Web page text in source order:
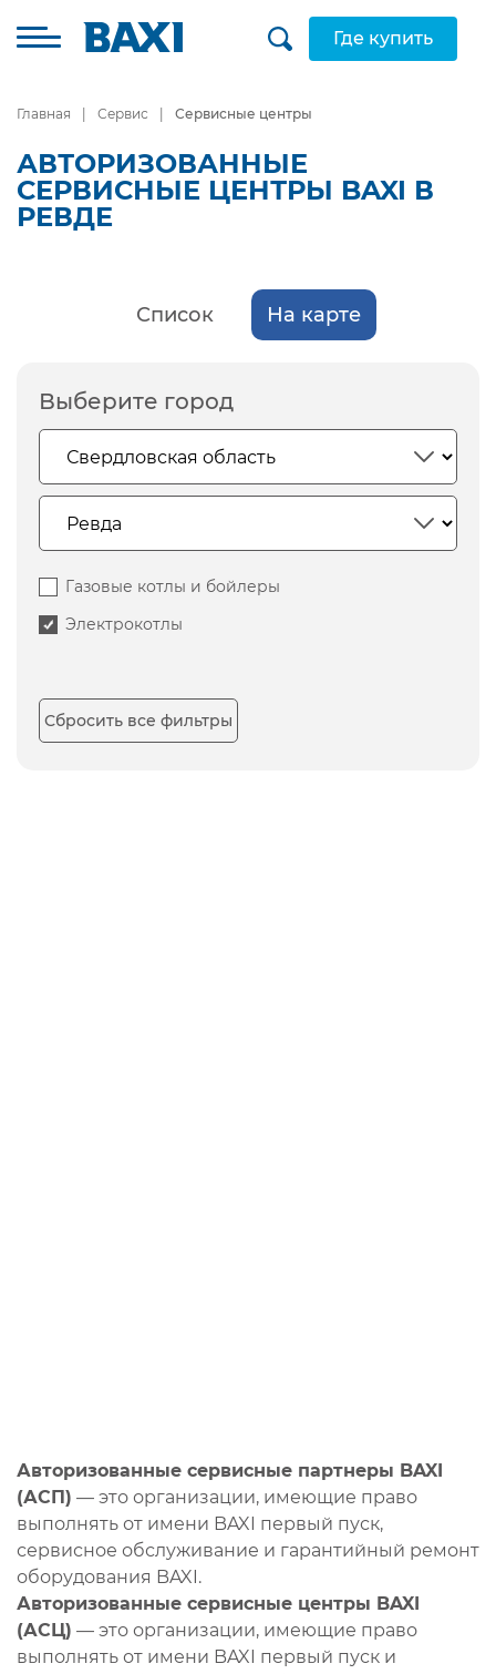
Где купить
Главная Сервис Сервисные центры
АВТОРИЗОВАННЫЕ
СЕРВИСНЫЕ ЦЕНТРЫ BAXI В
РЕВДЕ
Список На карте
Выберите город
Газовые котлы и бойлеры
Электрокотлы
Сбросить все фильтры
Авторизованные сервисные партнеры BAXI
(АСП) — это организации, имеющие право
выполнять от имени BAXI первый пуск,
сервисное обслуживание и гарантийный ремонт
оборудования BAXI.
Авторизованные сервисные центры BAXI
(АСЦ) — это организации, имеющие право
выполнять от имени BAXI первый пуск и